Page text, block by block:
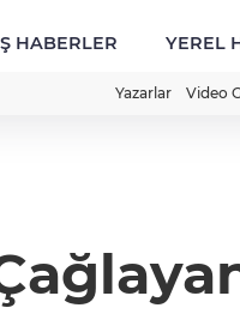
HABERLER YEREL
Yazarlar Video